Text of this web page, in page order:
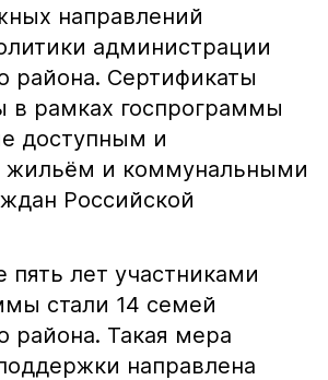
направлений
администрации
района. Сертификаты
рамках госпрограммы
доступным и
и коммунальными
Российской
пять лет участниками
стали 14 семей
района. Такая мера
направлена